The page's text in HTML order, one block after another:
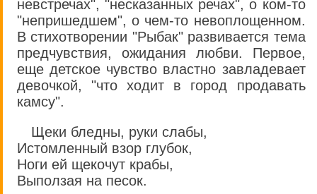
невстречах", "несказанных речах", о ком-то
"непришедшем", о чем-то невоплощенном.
В стихотворении "Рыбак" развивается тема
предчувствия, ожидания любви. Первое,
еще детское чувство властно завладевает
девочкой, "что ходит в город продавать
камсу".
Щеки бледны, руки слабы,
Истомленный взор глубок,
Ноги ей щекочут крабы,
Выползая на песок.